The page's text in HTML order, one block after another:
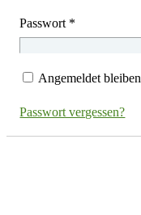
Passwort *
Angemeldet bleiben
Passwort vergessen?